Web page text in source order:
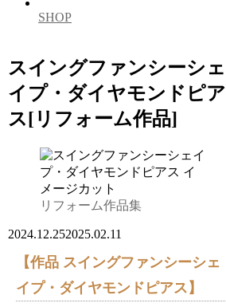
SHOP
スイングファンシーシェ
イプ・ダイヤモンドピア
ス[リフォーム作品]
リフォーム作品集
2024.12.252025.02.11
【作品 スイングファンシーシェ
イプ・ダイヤモンドピアス】